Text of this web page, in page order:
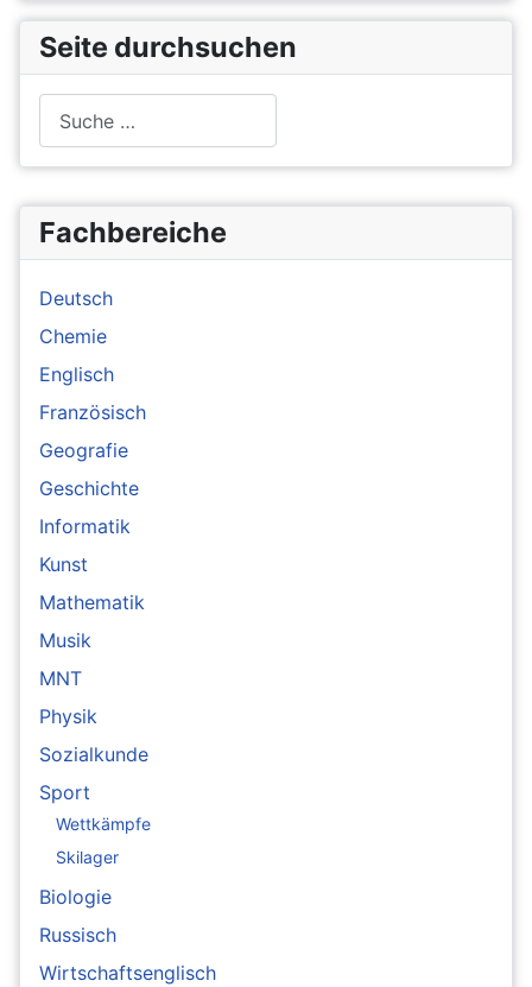
Fachbereiche
Deutsch
Chemie
Englisch
Französisch
Geografie
Geschichte
Informatik
Kunst
Mathematik
Musik
MNT
Physik
Sozialkunde
Sport
Wettkämpfe
Skilager
Biologie
Russisch
Wirtschaftsenglisch
Seite durchsuchen